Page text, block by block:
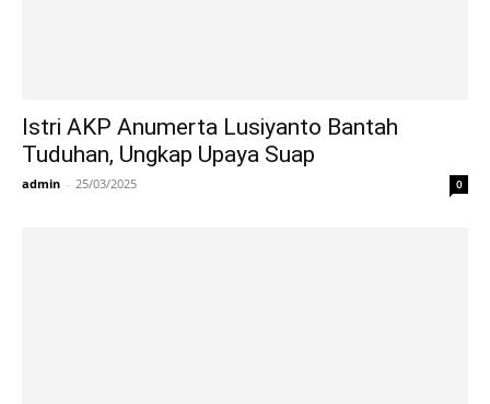
Istri AKP Anumerta Lusiyanto Bantah
Tuduhan, Ungkap Upaya Suap
admin - 25/03/2025 0